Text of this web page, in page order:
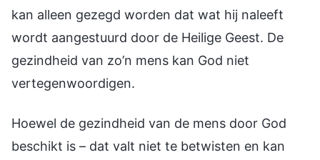
kan alleen gezegd worden dat wat hij naleeft
wordt aangestuurd door de Heilige Geest. De
gezindheid van zo’n mens kan God niet
vertegenwoordigen.
Hoewel de gezindheid van de mens door God
beschikt is – dat valt niet te betwisten en kan